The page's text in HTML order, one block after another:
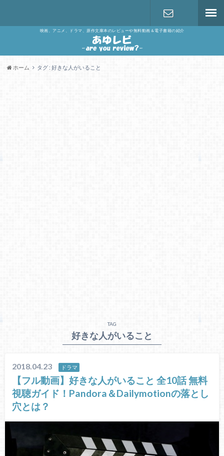
映画、アニメ、ドラマ、原作文庫本のレビューや無料動画＆電子書籍の紹介
ホーム タグ : 好きな人がいること
TAG
好きな人がいること
2018.04.23 ドラマ
【フル動画】好きな人がいること 全10話 無料
視聴ガイド！Pandora＆Dailymotionの落とし
穴とは？